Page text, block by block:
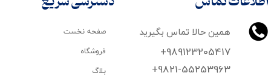
همین حالا تماس بگیرید
+989123205417
+9821-55253963
صفحه نخست
فروشگاه
بلاگ